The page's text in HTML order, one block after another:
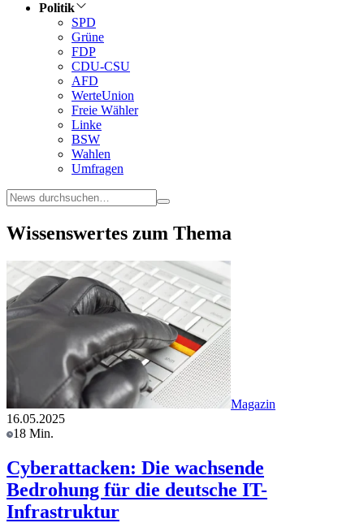
Politik
SPD
Grüne
FDP
CDU-CSU
AFD
WerteUnion
Freie Wähler
Linke
BSW
Wahlen
Umfragen
Wissenswertes zum Thema
Magazin
16.05.2025
18 Min.
Cyberattacken: Die wachsende
Bedrohung für die deutsche IT-
Infrastruktur